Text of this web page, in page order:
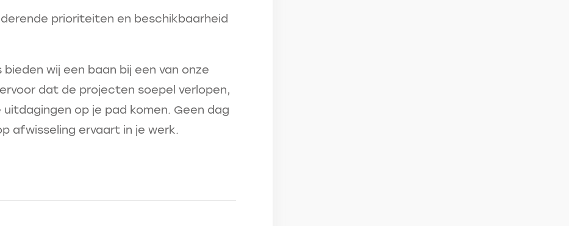
prioriteiten en beschikbaarheid
wij een baan bij een van onze
dat de projecten soepel verlopen,
op je pad komen. Geen dag
afwisseling ervaart in je werk.